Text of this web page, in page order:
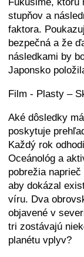
stupňov a
faktora.
bezpečná a že
následkami by
Japonsko
Film - Plasty –
Aké dôsledky
poskytuje
Každý rok
Oceánológ a
pobrežia
aby dokázal
víru. Dva
objavené v
tri zostávajú
planétu vplyv?